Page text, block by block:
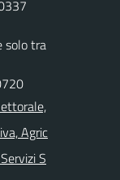
solo tra
Agric
S